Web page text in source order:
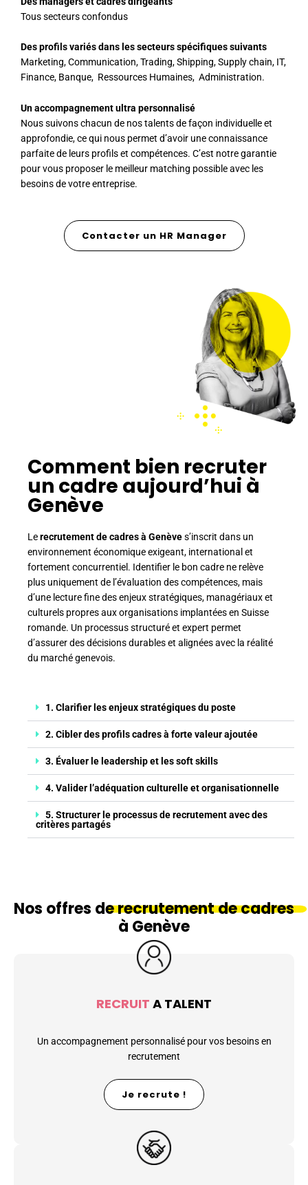
Tous secteurs confondus
Des profils variés dans les secteurs spécifiques suivants
Marketing, Communication, Trading, Shipping, Supply chain, IT,
Finance, Banque, Ressources Humaines, Administration.
Un accompagnement ultra personnalisé
Nous suivons chacun de nos talents de façon individuelle et
approfondie, ce qui nous permet d’avoir une connaissance
parfaite de leurs profils et compétences. C’est notre garantie
pour vous proposer le meilleur matching possible avec les
besoins de votre entreprise.
Contacter un HR Manager
Comment bien recruter
un cadre aujourd’hui à
Genève
Lerecrutement de cadres à Genèves’inscrit dans un
environnement économique exigeant, international et
fortement concurrentiel. Identifier le bon cadre ne relève
plus uniquement de l’évaluation des compétences, mais
d’une lecture fine des enjeux stratégiques, managériaux et
culturels propres aux organisations implantées en Suisse
romande. Un processus structuré et expert permet
d’assurer des décisions durables et alignées avec la réalité
du marché genevois.
1. Clarifier les enjeux stratégiques du poste
2. Cibler des profils cadres à forte valeur ajoutée
3. Évaluer le leadership et les soft skills
4. Valider l’adéquation culturelle et organisationnelle
5. Structurer le processus de recrutement avec des
critères partagés
Nos offres derecrutement de cadres
à Genève
RECRUIT A TALENT
Un accompagnement personnalisé pour vos besoins en
recrutement
Je recrute !